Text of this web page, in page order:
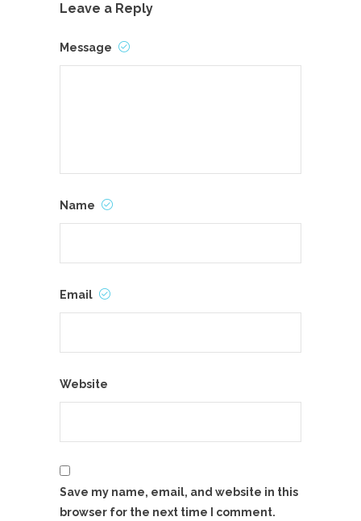
Leave a Reply
Message
Name
Email
Website
Save my name, email, and website in this
browser for the next time I comment.